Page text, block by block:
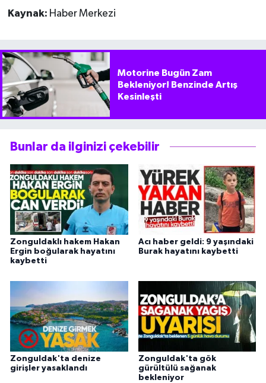
Kaynak: Haber Merkezi
Motorine Bugün Zam
Bekleniyor! Benzinde Artış
Kesinleşti
Bunlar da ilginizi çekebilir
Zonguldaklı hakem Hakan
Ergin boğularak hayatını
kaybetti
Acı haber geldi: 9 yaşındaki
Burak hayatını kaybetti
Zonguldak'ta denize
girişler yasaklandı
Zonguldak'ta gök
gürültülü sağanak
bekleniyor